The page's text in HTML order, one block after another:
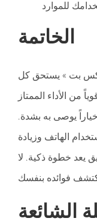
الخاتمة
اكس بت » يستحق كل
من الأداء الممتاز
يوصى به بشدة.
الهاتف وزيادة
يعد خطوة ذكية. لا
الشائعة